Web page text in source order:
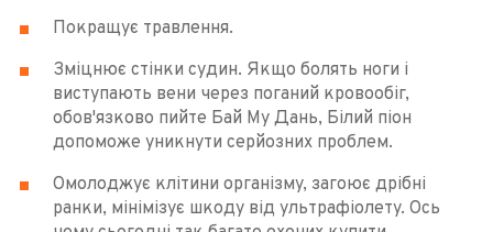
Покращує травлення.
Зміцнює стінки судин. Якщо болять ноги і
виступають вени через поганий кровообіг,
обов'язково пийте Бай Му Дань, Білий піон
допоможе уникнути серйозних проблем.
Омолоджує клітини організму, загоює дрібні
ранки, мінімізує шкоду від ультрафіолету. Ось